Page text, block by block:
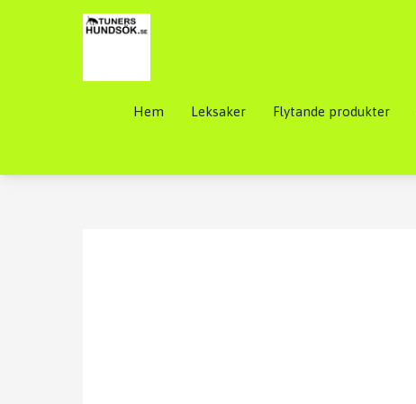
Hem Leksaker Flytande produkter